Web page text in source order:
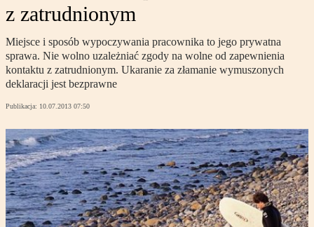
z zatrudnionym
Miejsce i sposób wypoczywania pracownika to jego prywatna
sprawa. Nie wolno uzależniać zgody na wolne od zapewnienia
kontaktu z zatrudnionym. Ukaranie za złamanie wymuszonych
deklaracji jest bezprawne
Publikacja: 10.07.2013 07:50